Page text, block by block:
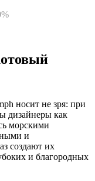
носит не зря: при
дизайнеры как
морскими
и
создают их
и благородных